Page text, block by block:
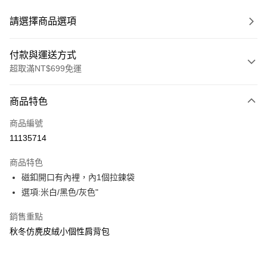
請選擇商品選項
付款與運送方式
超取滿NT$699免運
信用卡一次付款
超商取貨付款
Apple Pay
街口支付
悠遊付
商品特色
商品編號
11135714
商品特色
磁釦開口有內裡，內1個拉鍊袋
選項:米白/黑色/灰色"
銷售重點
秋冬仿麂皮絨小個性肩背包